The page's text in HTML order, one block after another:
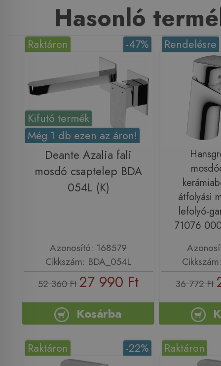
Hasonló
Kifutó termék
Még 1 db ezen az áron!
-47%
Raktáron
Deante Azalia fali
mosdó csaptelep BDA
054L (K)
Azonosító: 168579
Cikkszám: BDA_054L
52 360 Ft 27 990 Ft
Kosárba
Rendelésre
átfolyási
lefolyó-
71076
36 772 Ft
-22%
Raktáron Raktáron